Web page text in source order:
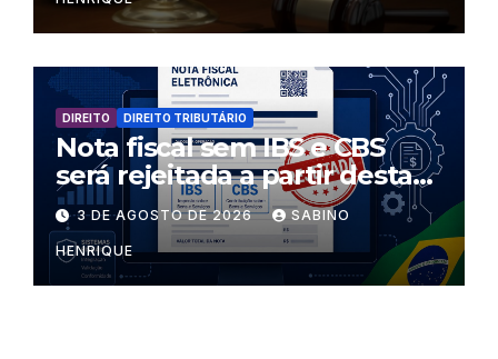
DIREITO DIREITO TRIBUTÁRIO
Nota fiscal sem IBS e CBS
será rejeitada a partir desta
segunda-feira
3 DE AGOSTO DE 2026 SABINO
HENRIQUE